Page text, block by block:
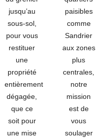
jusqu’au
sous-sol,
pour vous
restituer
une
propriété
entièrement
dégagée,
que ce
soit pour
une mise
paisibles
comme
Sandrier
aux zones
plus
centrales,
notre
mission
est de
vous
soulager